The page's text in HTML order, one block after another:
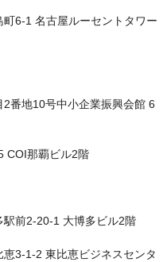
6-1 名古屋ルーセントタワー
番地10号中小企業振興会館 6
COI那覇ビル2階
前2-20-1 大博多ビル2階
3-1-2 東比恵ビジネスセンタ